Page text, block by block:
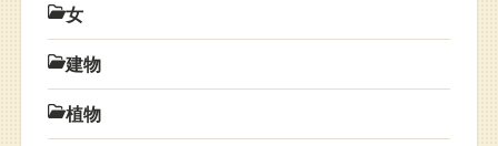
女
建物
植物